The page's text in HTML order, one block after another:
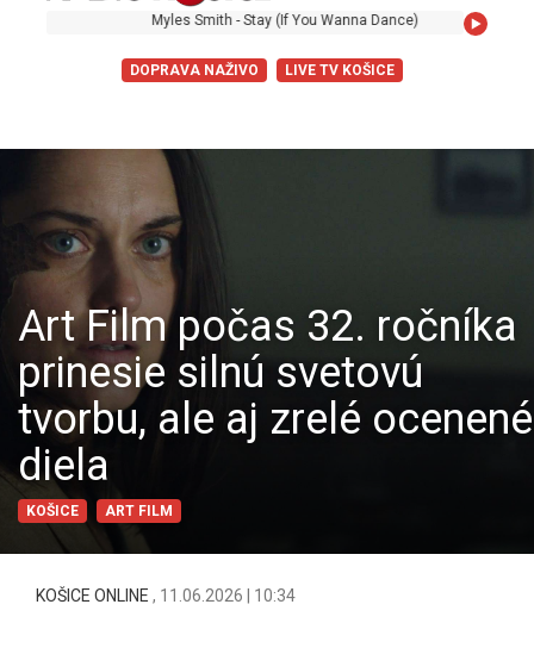
Myles Smith - Stay (If You Wanna Dance)
DOPRAVA NAŽIVO LIVE TV KOŠICE
Art Film počas 32. ročníka
prinesie silnú svetovú
tvorbu, ale aj zrelé ocenené
diela
KOŠICE ART FILM
KOŠICE ONLINE , 11.06.2026 | 10:34